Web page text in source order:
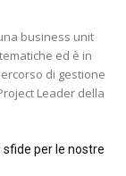
business unit
ed è in
di gestione
Leader della
sfide per le nostre